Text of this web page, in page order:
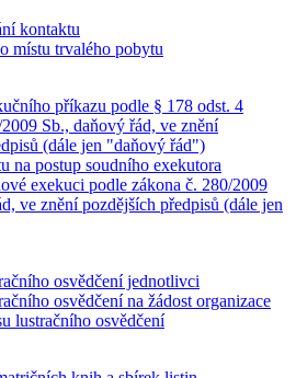
kontaktu
místu trvalého pobytu
příkazu podle § 178 odst. 4
Sb., daňový řád, ve znění
(dále jen "daňový řád")
na postup soudního exekutora
exekuci podle zákona č. 280/2009
ve znění pozdějších předpisů (dále jen
osvědčení jednotlivci
osvědčení na žádost organizace
lustračního osvědčení